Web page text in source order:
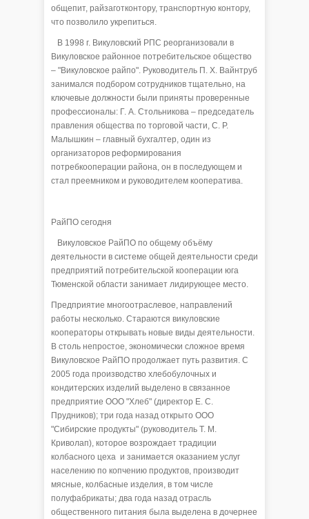
общепит, райзаготконтору, транспортную контору,
что позволило укрепиться.
В 1998 г. Викуловский РПС реорганизовали в
Викуловское районное потребительское общество
– "Викуловское райпо". Руководитель П. Х. Вайнтруб
занимался подбором сотрудников тщательно, на
ключевые должности были приняты проверенные
профессионалы: Г. А. Стольникова – председатель
правления общества по торговой части, С. Р.
Малышкин – главный бухгалтер, один из
организаторов реформирования
потребкооперации района, он в последующем и
стал преемником и руководителем кооператива.
РайПО сегодня
Викуловское РайПО по общему объёму
деятельности в системе общей деятельности среди
предприятий потребительской кооперации юга
Тюменской области занимает лидирующее место.
Предприятие многоотраслевое, направлений
работы несколько. Стараются викуловские
кооператоры открывать новые виды деятельности.
В столь непростое, экономически сложное время
Викуловское РайПО продолжает путь развития. С
2005 года производство хлебобулочных и
кондитерских изделий выделено в связанное
предприятие ООО "Хлеб" (директор Е. С.
Прудников); три года назад открыто ООО
"Сибирские продукты" (руководитель Т. М.
Криволап), которое возрождает традиции
колбасного цеха и занимается оказанием услуг
населению по копчению продуктов, производит
мясные, колбасные изделия, в том числе
полуфабрикаты; два года назад отрасль
общественного питания была выделена в дочернее